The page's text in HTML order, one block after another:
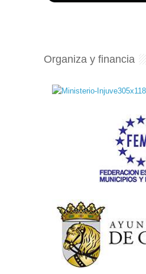
Organiza y financia